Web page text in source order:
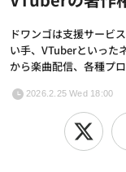
ドワンゴは支援サービ
い手、VTuberといった
から楽曲配信、各種プ
2026.2.25 Wed 18:00